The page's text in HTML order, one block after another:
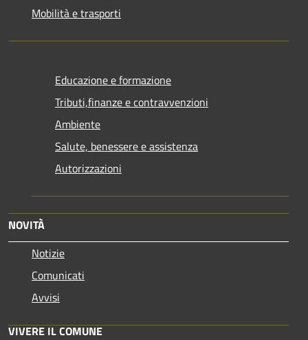
Mobilità e trasporti
Educazione e formazione
Tributi,finanze e contravvenzioni
Ambiente
Salute, benessere e assistenza
Autorizzazioni
NOVITÀ
Notizie
Comunicati
Avvisi
VIVERE IL COMUNE